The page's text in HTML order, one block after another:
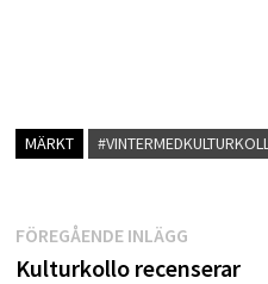
MÄRKT
Inläggsnavigering
FÖREGÅENDE INLÄGG
inlägg:
Kulturkollo recenserar